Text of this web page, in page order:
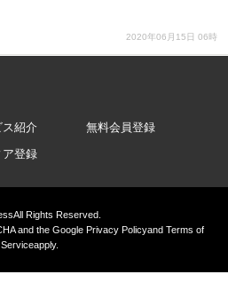
2020年06月15日 06時
ス紹介
無料会員登録
ア登録
All Rights Reserved.
and the GooglePrivacy PolicyandTerms of
Serviceapply.